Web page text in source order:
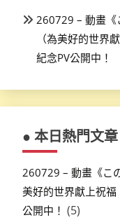
260729 – 動畫《
（為美好的世界
紀念PV公開中！
● 本日熱門文
260729 – 動畫《こ
美好的世界獻上祝
公開中！ (5)